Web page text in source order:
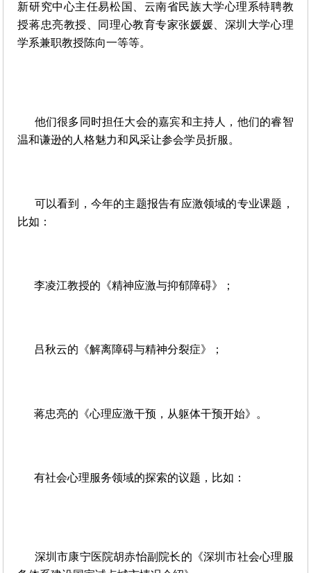
新研究中心主任易松国、云南省民族大学心理系特聘教
授蒋忠亮教授、同理心教育专家张媛媛、深圳大学心理
学系兼职教授陈向一等等。
他们很多同时担任大会的嘉宾和主持人，他们的睿智
温和谦逊的人格魅力和风采让参会学员折服。
可以看到，今年的主题报告有应激领域的专业课题，
比如：
李凌江教授的《精神应激与抑郁障碍》；
吕秋云的《解离障碍与精神分裂症》；
蒋忠亮的《心理应激干预，从躯体干预开始》。
有社会心理服务领域的探索的议题，比如：
深圳市康宁医院胡赤怡副院长的《深圳市社会心理服